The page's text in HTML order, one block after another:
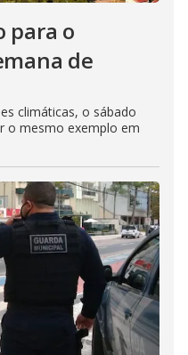
para o
de
climáticas, o sábado
o mesmo exemplo em